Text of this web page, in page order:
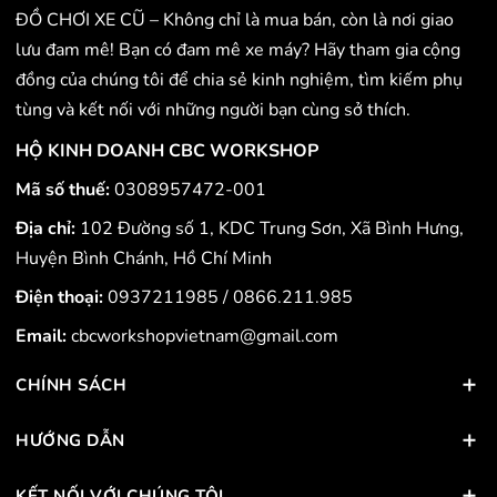
là mẫu xe mang tính trưng bày và tôn vinh hai biểu
tượng nước Ý, không được sản xuất thương mại hay
bán ra thị trường. Nguồn: nghenhinvietnam.vn
ĐỒ CHƠI XE CŨ – Không chỉ là mua bán, còn là nơi giao
lưu đam mê! Bạn có đam mê xe máy? Hãy tham gia cộng
đồng của chúng tôi để chia sẻ kinh nghiệm, tìm kiếm phụ
tùng và kết nối với những người bạn cùng sở thích.
HỘ KINH DOANH CBC WORKSHOP
Mã số thuế:0308957472-001
Địa chỉ: 102 Đường số 1, KDC Trung Sơn, Xã Bình Hưng,
Huyện Bình Chánh, Hồ Chí Minh
Điện thoại:0937211985/0866.211.985
Email:cbcworkshopvietnam@gmail.com
CHÍNH SÁCH
HƯỚNG DẪN